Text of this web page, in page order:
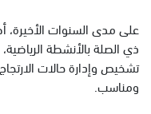
على مدى السنوات الأخيرة،
ذي الصلة بالأنشطة
تشخيص وإدارة حالات
ومناسب.